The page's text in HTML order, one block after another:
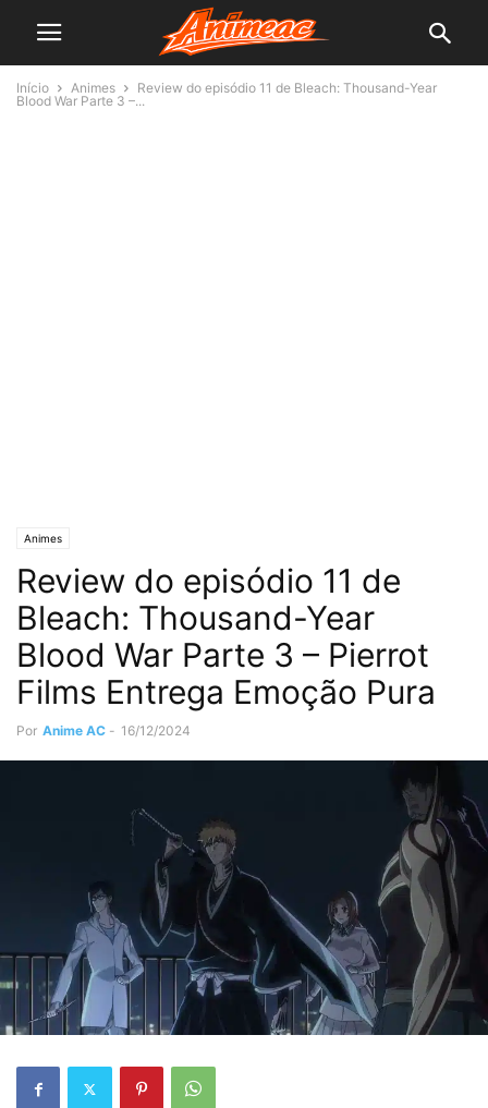
Início Animes
Review do episódio 11 de Bleach: Thousand-Year
Blood War Parte 3 –...
Animes
Review do episódio 11 de
Bleach: Thousand-Year
Blood War Parte 3 – Pierrot
Films Entrega Emoção Pura
Por Anime AC - 16/12/2024